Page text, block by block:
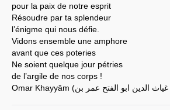
pour la paix de notre esprit
Résoudre par ta splendeur
l’énigme qui nous défie.
Vidons ensemble une amphore
avant que ces poteries
Ne soient quelque jour pétries
de l’argile de nos corps !